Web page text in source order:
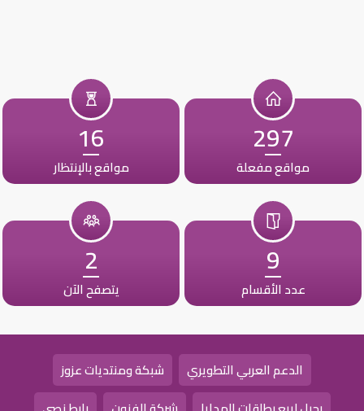
297
مواقع مفعلة
16
مواقع بالإنتظار
9
عدد الأقسام
2
يتصفح الآن
الدعم العربي التطويري
شبكة ومنتديات عزوز